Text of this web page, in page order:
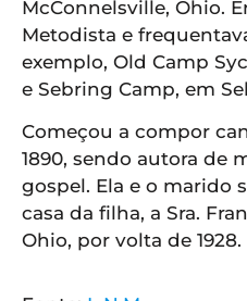
McConnelsville, Ohio.
Metodista e
exemplo, Old Camp
e Sebring Camp, em
Começou a compor
1890, sendo autora de
gospel. Ela e o marido
casa da filha, a Sra.
Ohio, por volta de 1928.